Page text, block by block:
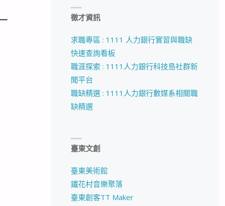
徵才資訊
求職專區 : 1111 人力銀行實習與職缺
快速查詢看板
職涯探索 : 1111人力銀行科技島社群新
聞平台
職缺精選 : 1111人力銀行數媒系相關職
缺精選
臺東文創
臺東美術館
鐵花村音樂聚落
臺東創客TT Maker